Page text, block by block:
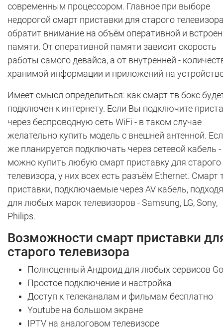
современным процессором. Главное при выборе
недорогой смарт приставки для старого
обратит внимание на объём оперативной и
памяти. От оперативной памяти зависит скорость
работы самого девайса, а от внутренней -
хранимой информации и приложений на
Имеет смысл определиться: как смарт тв бокс
подключен к интернету. Если Вы подключите
через беспроводную сеть WiFi - в таком случае
желательно купить модель с внешней антенной.
же планируется подключать через сетевой кабель -
можно купить любую смарт приставку для старого
телевизора, у них всех есть разъём Ethernet. Смарт
приставки, подключаемые через AV кабель,
для любых марок телевизоров - Samsung, LG, Sony,
Philips.
Возможности смарт приставки
старого телевизора
Полноценный Андроид для любых сервисов
Простое подключение и настройка
Доступ к телеканалам и фильмам бесплатно
Youtube на большом экране
IPTV на аналоговом телевизоре